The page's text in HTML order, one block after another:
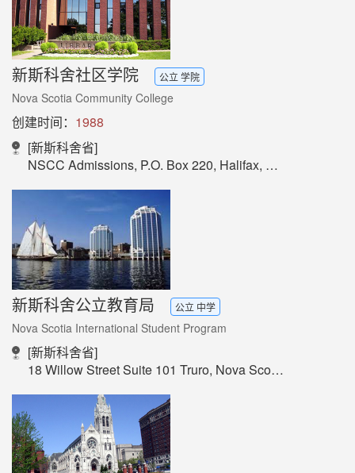
新斯科舍社区学院 公立 学院
Nova Scotia Community College
创建时间： 1988
[新斯科舍省]
NSCC Admissions, P.O. Box 220, Halifax, NS B3J 2M4
新斯科舍公立教育局 公立 中学
Nova Scotia International Student Program
[新斯科舍省]
18 Willow Street Suite 101 Truro, Nova Scotia Canada